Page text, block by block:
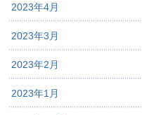
2023年4月
2023年3月
2023年2月
2023年1月